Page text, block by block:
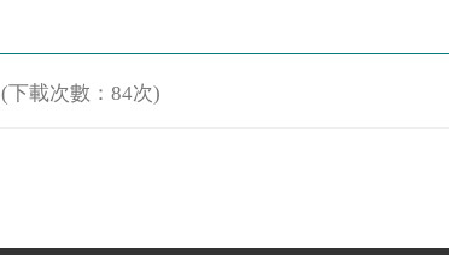
(下載次數：84次)